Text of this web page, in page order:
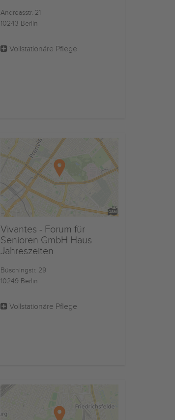
Andreasstr. 21
10243 Berlin
Vollstationäre Pflege
Vivantes - Forum für
Senioren GmbH Haus
Jahreszeiten
Büschingstr. 29
10249 Berlin
Vollstationäre Pflege